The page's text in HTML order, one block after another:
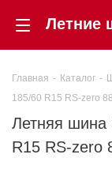
Главная - Каталог -
185/60 R15 RS-zero
Летняя шина
R15 RS-zero